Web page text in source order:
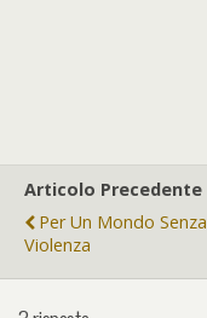
Articolo Precedente
Per Un Mondo Senza
Violenza